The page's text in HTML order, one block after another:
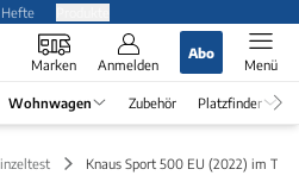
Hefte
Marken Anmelden
Abo
Menü
Wohnwagen Zubehör Platzfinder
Knaus Sport 500 EU (2022) im Test